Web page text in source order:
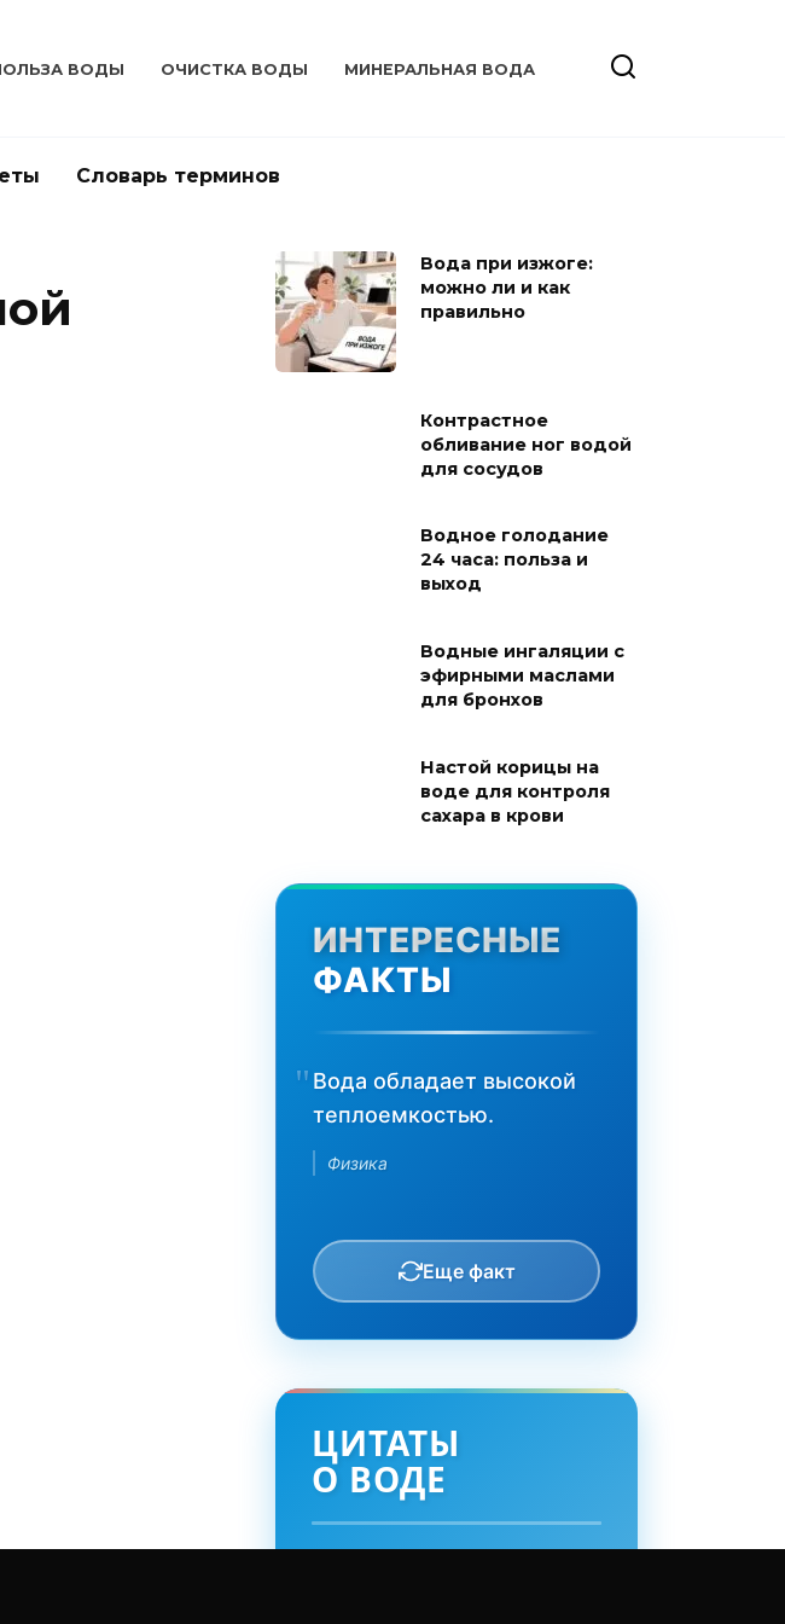
ВОДЫ ОЧИСТКА ВОДЫ МИНЕРАЛЬНАЯ ВОДА
Словарь терминов
Вода при изжоге:
можно ли и как
правильно
Контрастное
обливание ног водой
для сосудов
Водное голодание
24 часа: польза и
выход
Водные ингаляции с
эфирными маслами
для бронхов
Настой корицы на
воде для контроля
сахара в крови
ИНТЕРЕСНЫЕ
ФАКТЫ
Вода обладает высокой
теплоемкостью.
Физика
Еще факт
ЦИТАТЫ
О ВОДЕ